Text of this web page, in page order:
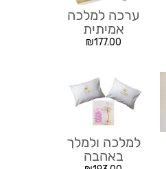
ערכה למלכה
אמיתית
₪177.00
למלכה ולמלך
באהבה